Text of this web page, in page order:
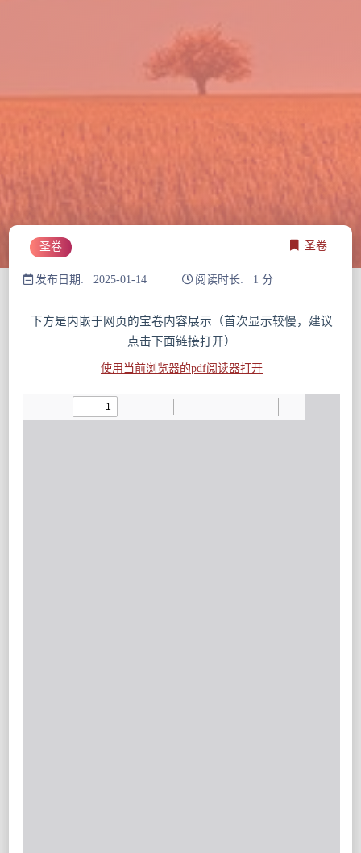
圣卷 圣卷
发布日期: 2025-01-14 阅读时长: 1 分
下方是内嵌于网页的宝卷内容展示（首次显示较慢，建议
点击下面链接打开）
使用当前浏览器的pdf阅读器打开